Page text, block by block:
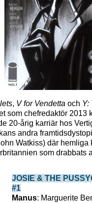
, V for Vendetta och Y:
som chefredaktör 2013
20-årig karriär hos
andra
Watkiss) där hemliga
som drabbats
JOSIE & THE
#1
Manus: Marguerite